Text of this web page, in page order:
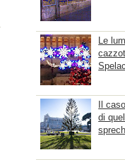
Le
Il
di